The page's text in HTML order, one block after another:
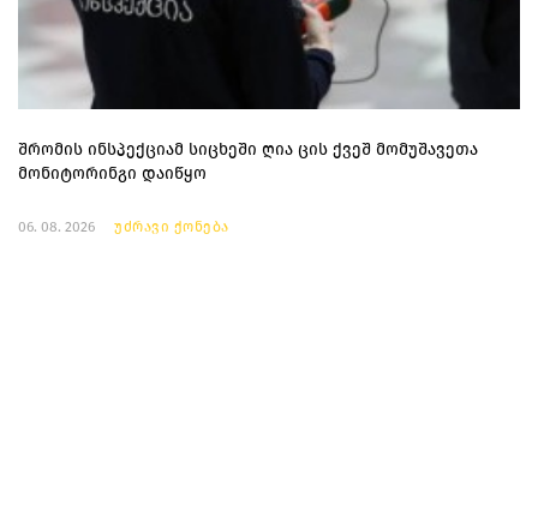
შრომის ინსპექციამ სიცხეში ღია ცის ქვეშ მომუშავეთა
მონიტორინგი დაიწყო
06. 08. 2026 უძრავი ქონება